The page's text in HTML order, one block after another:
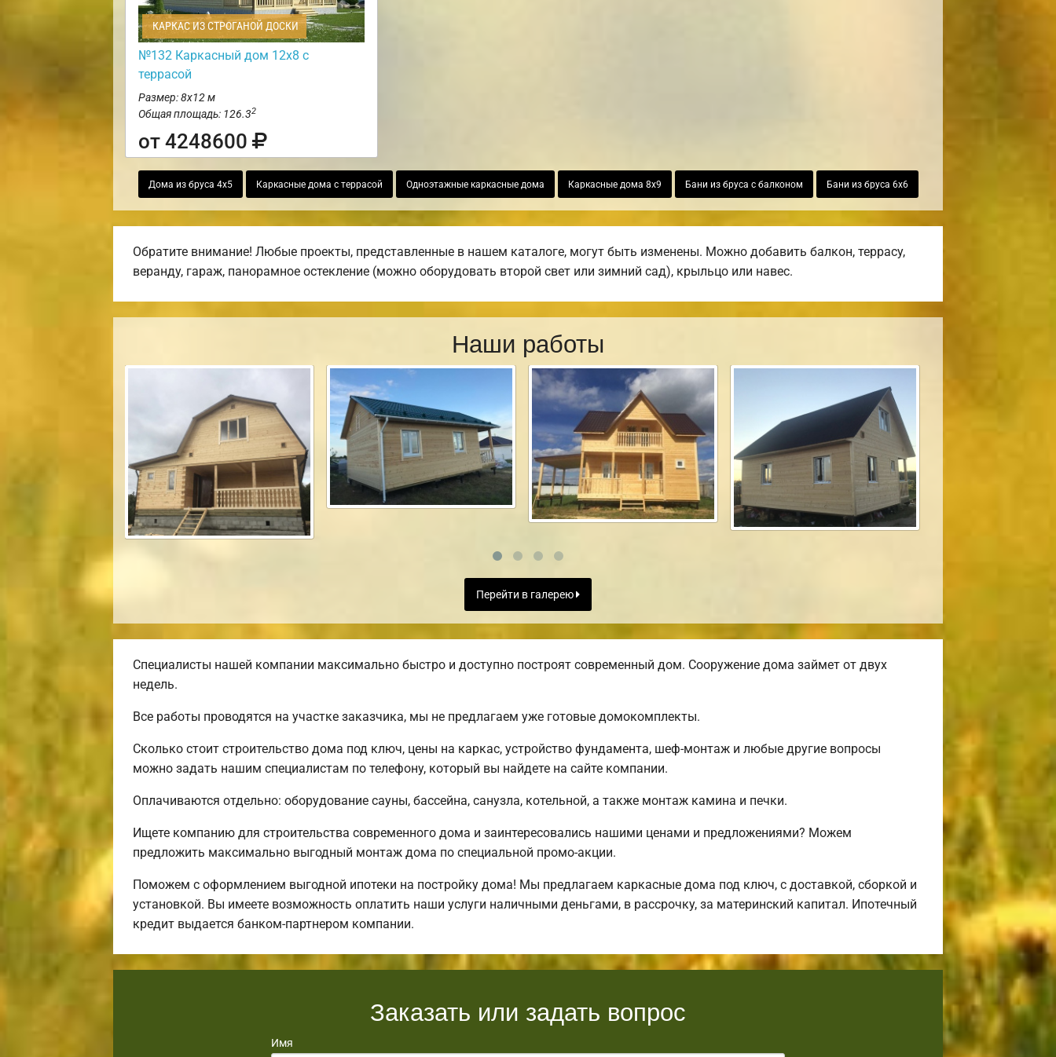
КАРКАС ИЗ СТРОГАНОЙ ДОСКИ
№132 Каркасный дом 12х8 с
террасой
Размер: 8х12 м
Общая площадь: 126.32
от 4248600
Дома из бруса 4х5 Каркасные дома с террасой Одноэтажные каркасные дома Каркасные дома 8х9 Бани из бруса с балконом Бани из бруса 6х6
Обратите внимание! Любые проекты, представленные в нашем каталоге, могут быть изменены. Можно добавить балкон, террасу,
веранду, гараж, панорамное остекление (можно оборудовать второй свет или зимний сад), крыльцо или навес.
Наши работы
Перейти в галерею
Специалисты нашей компании максимально быстро и доступно построят современный дом. Сооружение дома займет от двух
недель.
Все работы проводятся на участке заказчика, мы не предлагаем уже готовые домокомплекты.
Сколько стоит строительство дома под ключ, цены на каркас, устройство фундамента, шеф-монтаж и любые другие вопросы
можно задать нашим специалистам по телефону, который вы найдете на сайте компании.
Оплачиваются отдельно: оборудование сауны, бассейна, санузла, котельной, а также монтаж камина и печки.
Ищете компанию для строительства современного дома и заинтересовались нашими ценами и предложениями? Можем
предложить максимально выгодный монтаж дома по специальной промо-акции.
Поможем с оформлением выгодной ипотеки на постройку дома! Мы предлагаем каркасные дома под ключ, с доставкой, сборкой и
установкой. Вы имеете возможность оплатить наши услуги наличными деньгами, в рассрочку, за материнский капитал. Ипотечный
кредит выдается банком-партнером компании.
Заказать или задать вопрос
Имя